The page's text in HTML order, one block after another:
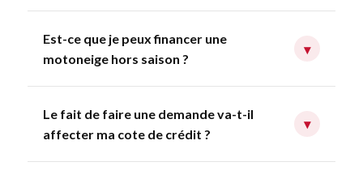
Est-ce que je peux financer une
motoneige hors saison ?
▾
Le fait de faire une demande va-t-il
affecter ma cote de crédit ?
▾